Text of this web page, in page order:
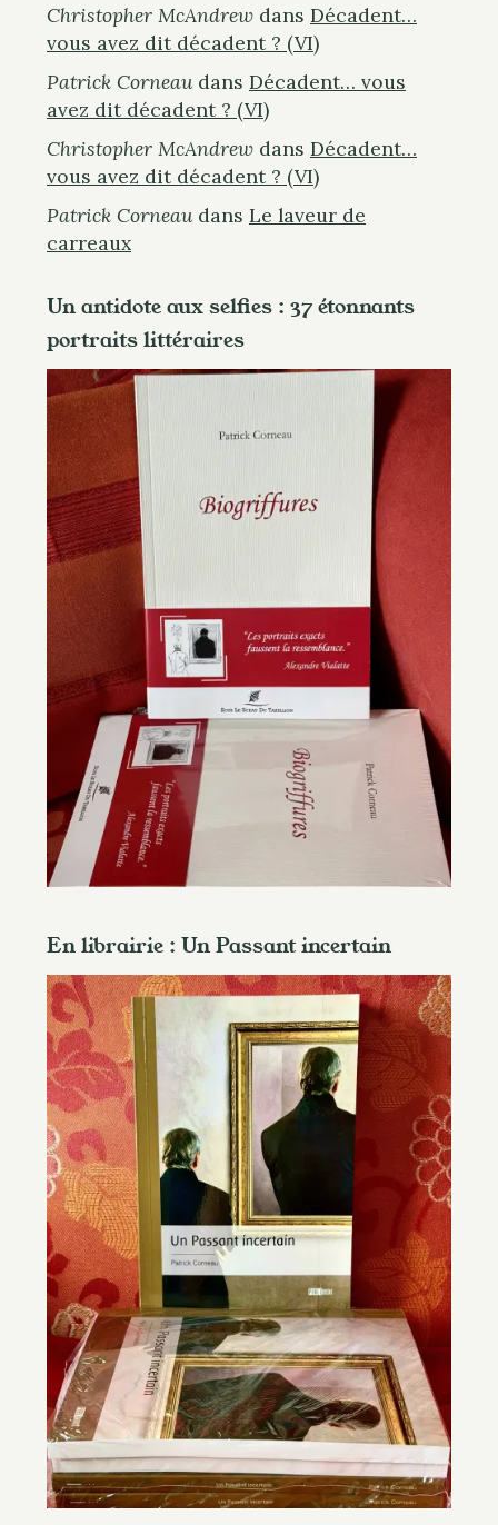
. . .
Christopher McAndrew dans Décadent…
vous avez dit décadent ? (VI)
Patrick Corneaudans Décadent… vous
avez dit décadent ? (VI)
Christopher McAndrew dans Décadent…
vous avez dit décadent ? (VI)
Patrick Corneaudans Le laveur de
carreaux
Un antidote aux selfies : 37 étonnants
portraits littéraires
En librairie : Un Passant incertain